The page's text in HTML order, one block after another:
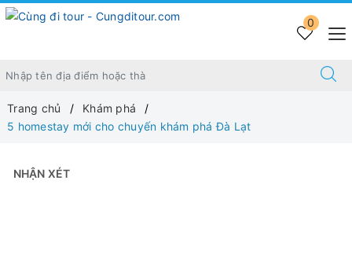
0
Trang chủ
Khám phá
5 homestay mới cho chuyến khám phá Đà Lạt
NHẬN XÉT